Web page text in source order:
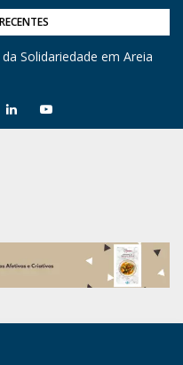
Solidariedade em Areia